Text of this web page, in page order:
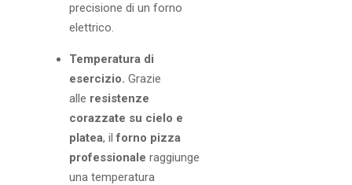
precisione di un forno
elettrico.
Temperatura di
esercizio. Grazie
alle resistenze
corazzate su cielo e
platea, ilforno pizza
professionale raggiunge
una temperatura